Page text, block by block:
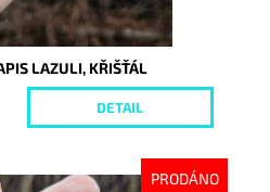
LAZULI, KŘIŠŤÁL
DETAIL
PRODÁNO